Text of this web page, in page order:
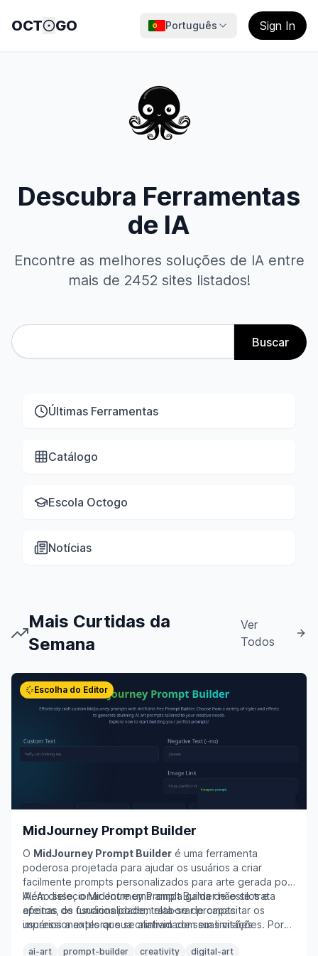
OCT GO Português Sign In
Descubra Ferramentas
de IA
Encontre as melhores soluções de IA entre
mais de 2452 sites listados!
Buscar
Últimas Ferramentas
Catálogo
Escola Octogo
Notícias
Mais Curtidas da
Semana
Ver
Todos
Escolha do Editor
MidJourney Prompt Builder
O MidJourney Prompt Builder é uma ferramenta
poderosa projetada para ajudar os usuários a criar
facilmente prompts personalizados para arte gerada por
IA. Ao selecionar entre uma ampla gama de estilos e
efeitos, os usuários podem elaborar prompts
impressionantes que se alinham com suas visões
texto personalizado, prompts negativos e links de
Além disso, o MidJourney Prompt Builder não se trata
apenas de funcionalidade; trata-se de capacitar os
usuários a explorar sua criatividade sem limitações. Por
ferramenta para gerar conceitos únicos para uma
ai-art prompt-builder creativity
digital-art